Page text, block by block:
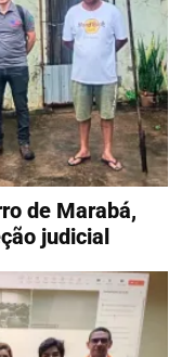
de Marabá,
judicial